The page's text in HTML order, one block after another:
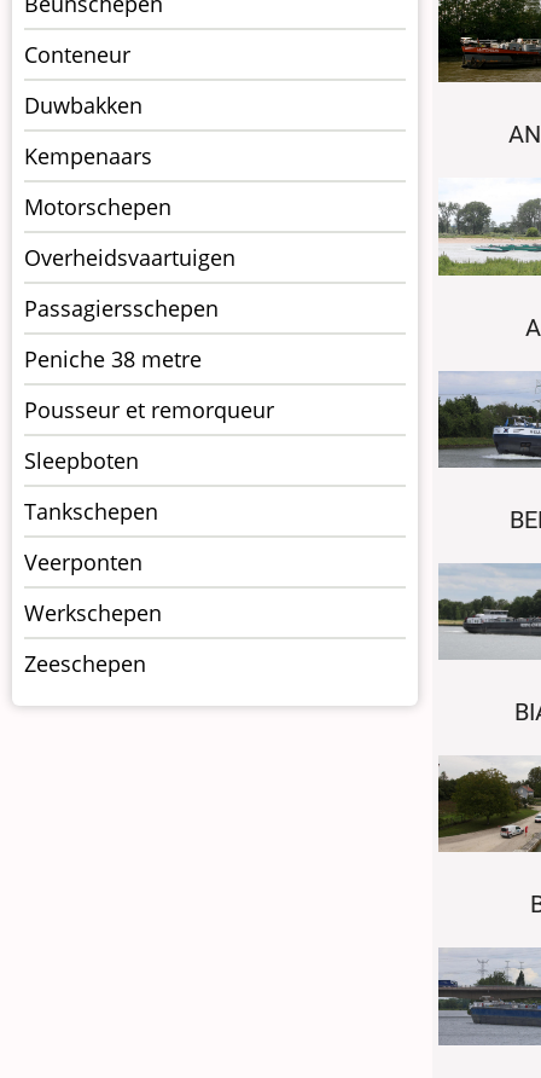
Conteneur
Duwbakken
Kempenaars
Motorschepen
Overheidsvaartuigen
Passagiersschepen
Peniche 38 metre
Pousseur et remorqueur
Sleepboten
Tankschepen
Veerponten
Werkschepen
Zeeschepen